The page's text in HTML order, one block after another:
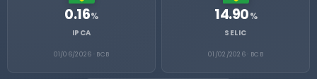
0.16%
IPCA
01/06/2026 · BCB
14.90%
SELIC
01/02/2026 · BCB